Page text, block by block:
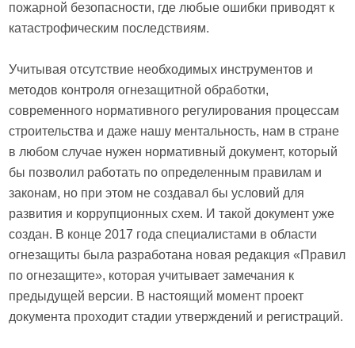
пожарной безопасности, где любые ошибки приводят к
катастрофическим последствиям.
Учитывая отсутствие необходимых инструментов и
методов контроля огнезащитной обработки,
современного нормативного регулирования процессам
строительства и даже нашу ментальность, нам в стране
в любом случае нужен нормативный документ, который
бы позволил работать по определенным правилам и
законам, но при этом не создавал бы условий для
развития и коррупционных схем. И такой документ уже
создан. В конце 2017 года специалистами в области
огнезащиты была разработана новая редакция «Правил
по огнезащите», которая учитывает замечания к
предыдущей версии. В настоящий момент проект
документа проходит стадии утверждений и регистраций.